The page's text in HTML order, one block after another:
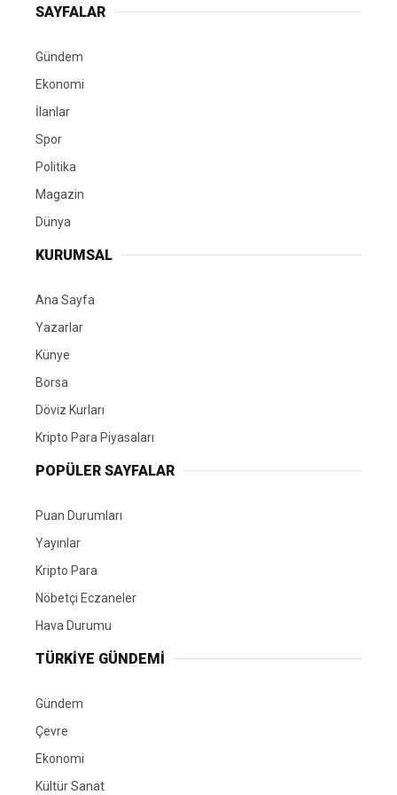
SAYFALAR
Gündem
Ekonomi
İlanlar
Spor
Politika
Magazin
Dünya
KURUMSAL
Ana Sayfa
Yazarlar
Künye
Borsa
Döviz Kurları
Kripto Para Piyasaları
POPÜLER SAYFALAR
Puan Durumları
Yayınlar
Kripto Para
Nöbetçi Eczaneler
Hava Durumu
TÜRKIYE GÜNDEMI
Gündem
Çevre
Ekonomi
Kültür Sanat